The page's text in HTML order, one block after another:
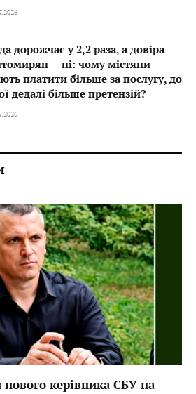
дорожчає у 2,2 раза, а довіра
— ні: чому містяни
платити більше за послугу, до
дедалі більше претензій?
керівника СБУ на